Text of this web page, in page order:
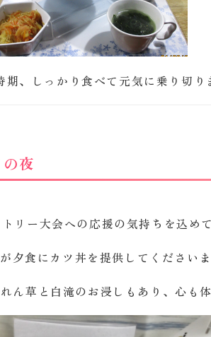
期、しっかり食べて元気に乗り切り
夜
リー大会への応援の気持ちを込めて
夕食にカツ丼を提供してくださいま
ん草と白滝のお浸しもあり、心も